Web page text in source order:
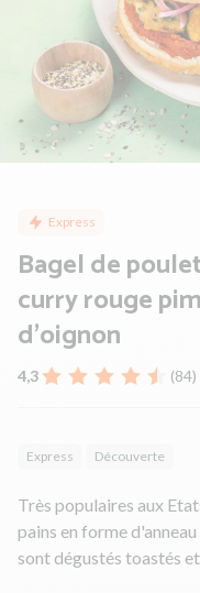
Express
Bagel de
curry rouge
d'oignon
4,3 (84)
Express Découverte
Très populaires aux
pains en forme
sont dégustés toastés